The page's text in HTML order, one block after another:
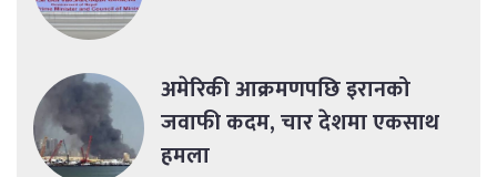
अमेरिकी आक्रमणपछि इरानको
जवाफी कदम, चार देशमा एकसाथ
हमला